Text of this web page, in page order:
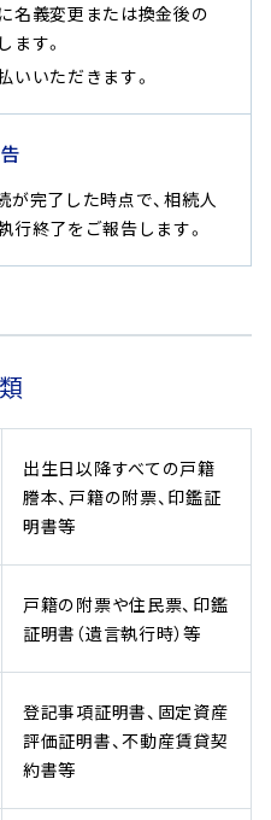
名義変更または換金後の
ます。
いいただきます。
が完了した時点で、相続人
行終了をご報告します。
出生日以降すべての戸籍
謄本、戸籍の附票、印鑑証
明書等
戸籍の附票や住民票、印鑑
証明書（遺言執行時）等
登記事項証明書、固定資産
評価証明書、不動産賃貸契
約書等